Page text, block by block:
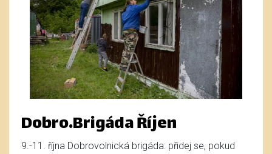
Dobro.Brigáda Říjen
9.-11. října Dobrovolnická brigáda: přidej se, pokud